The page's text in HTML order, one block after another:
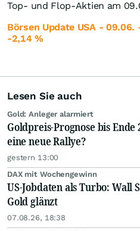
Top- und Flop-Aktien am
Börsen Update USA - 09.06.
-2,14 %
Lesen Sie auch
Gold: Anleger alarmiert
Goldpreis-Prognose bis
eine neue Rallye?
gestern 13:00
DAX mit Wochengewinn
US-Jobdaten als Turbo: Wall
Gold glänzt
07.08.26, 18:38